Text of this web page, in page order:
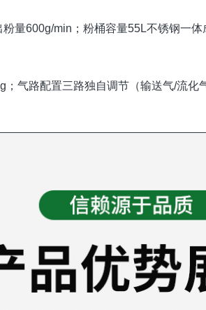
粉量600g/min；粉桶容量55L不锈钢一
；气路配置三路独自调节（输送气/流